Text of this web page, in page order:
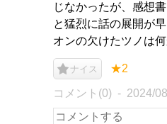
じなかったが、感想
と猛烈に話の展開が
オンの欠けたツノは
ナイス ★2
コメント(0) 2024/